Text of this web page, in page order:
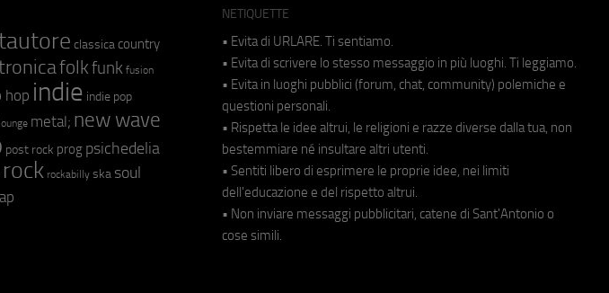
classica country
folkfunk fusion
hop indie indie pop
lounge metal; new wave
post rock prog psichedelia
rock rockabilly ska soul
NETIQUETTE
• Evita di URLARE. Ti sentiamo.
• Evita di scrivere lo stesso messaggio in più luoghi. Ti leggiamo.
• Evita in luoghi pubblici (forum, chat, community) polemiche e
questioni personali.
• Rispetta le idee altrui, le religioni e razze diverse dalla tua, non
bestemmiare né insultare altri utenti.
• Sentiti libero di esprimere le proprie idee, nei limiti
dell'educazione e del rispetto altrui.
• Non inviare messaggi pubblicitari, catene di Sant'Antonio o
cose simili.